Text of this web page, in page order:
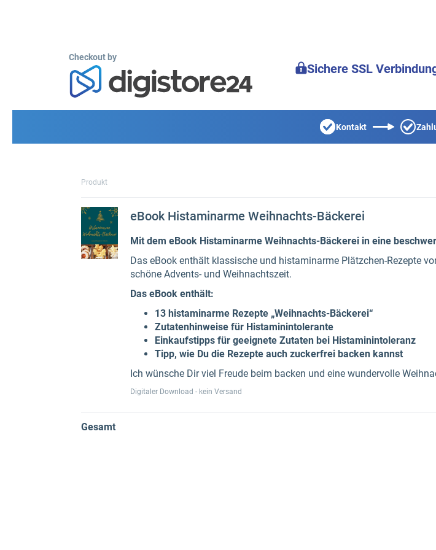
Checkout by
Sichere SSL
Kontakt
Produkt
eBook Histaminarme Weihnachts-Bäckerei
Mit dem eBook Histaminarme Weihnachts-Bäckerei in eine
Das eBook enthält klassische und histaminarme Plätzchen-Rezepte
schöne Advents- und Weihnachtszeit.
Das eBook enthält:
13 histaminarme Rezepte „Weihnachts-Bäckerei“
Zutatenhinweise für Histaminintolerante
Einkaufstipps für geeignete Zutaten bei Histaminintoleranz
Tipp, wie Du die Rezepte auch zuckerfrei backen kannst
Ich wünsche Dir viel Freude beim backen und eine wundervolle
Digitaler Download - kein Versand
Gesamt